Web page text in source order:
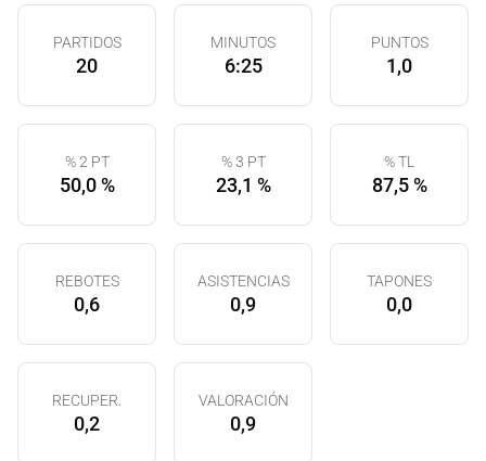
PARTIDOS
20
MINUTOS
6:25
PUNTOS
1,0
% 2 PT
50,0 %
% 3 PT
23,1 %
% TL
87,5 %
REBOTES
0,6
ASISTENCIAS
0,9
TAPONES
0,0
RECUPER.
0,2
VALORACIÓN
0,9